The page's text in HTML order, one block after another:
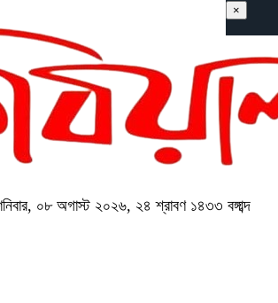
০৮ অগাস্ট ২০২৬, ২৪ শ্রাবণ ১৪৩৩ বঙ্গাব্দ
×